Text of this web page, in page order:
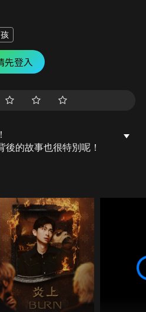
先登入
的故事也很特別呢！